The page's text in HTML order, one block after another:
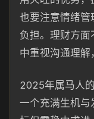
也要注意情绪管
负担。理财方
中重视沟通理解
2025年属马人
一个充满生机与